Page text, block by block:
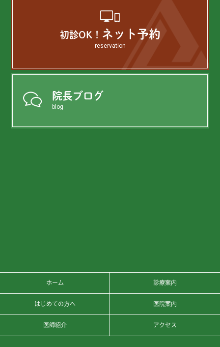
初診OK！ ネット予約
reservation
院長ブログ
blog
ホーム 診療案内
はじめての方へ 医院案内
医師紹介 アクセス